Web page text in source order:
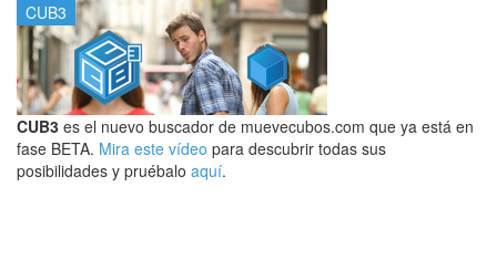
CUB3
CUB3 es el nuevo buscador de muevecubos.com que ya está en
fase BETA. Mira este vídeo para descubrir todas sus
posibilidades y pruébalo aquí.